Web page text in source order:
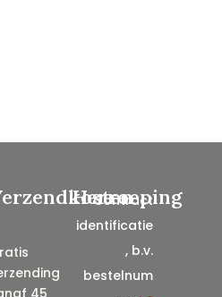
Herroeping
Contract
identificatie
, b.v.
bestelnum